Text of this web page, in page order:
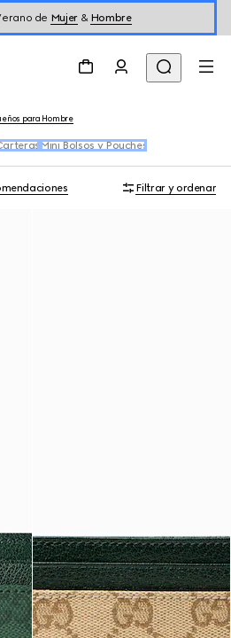
de Mujer& Hombre
para Hombre
Mini Bolsos y Pouches
Filtrar y ordenar